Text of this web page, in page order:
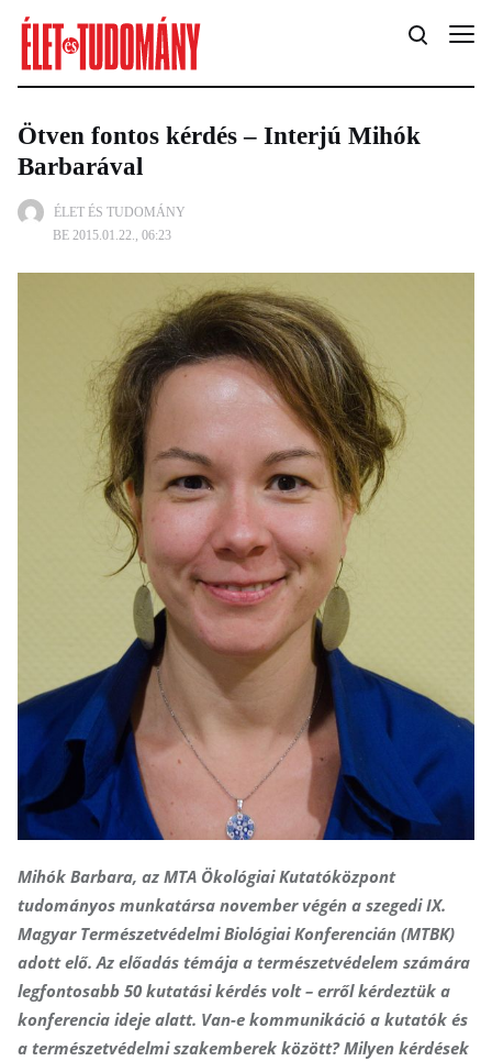
ÉLET ÉS TUDOMÁNY
BE 2015.01.22., 06:23
Ötven fontos kérdés – Interjú Mihók
Barbarával
Mihók Barbara, az MTA Ökológiai Kutatóközpont
tudományos munkatársa november végén a szegedi IX.
Magyar Ter­mé­szet­védelmi Biológiai Konferencián (MTBK)
adott elő. Az előadás témája a természetvédelem számára
legfontosabb 50 kutatási kérdés volt – erről kérdeztük a
konferencia ideje alatt. Van-e kommunikáció a kutatók és
a természetvédelmi szakemberek között? Milyen kérdések